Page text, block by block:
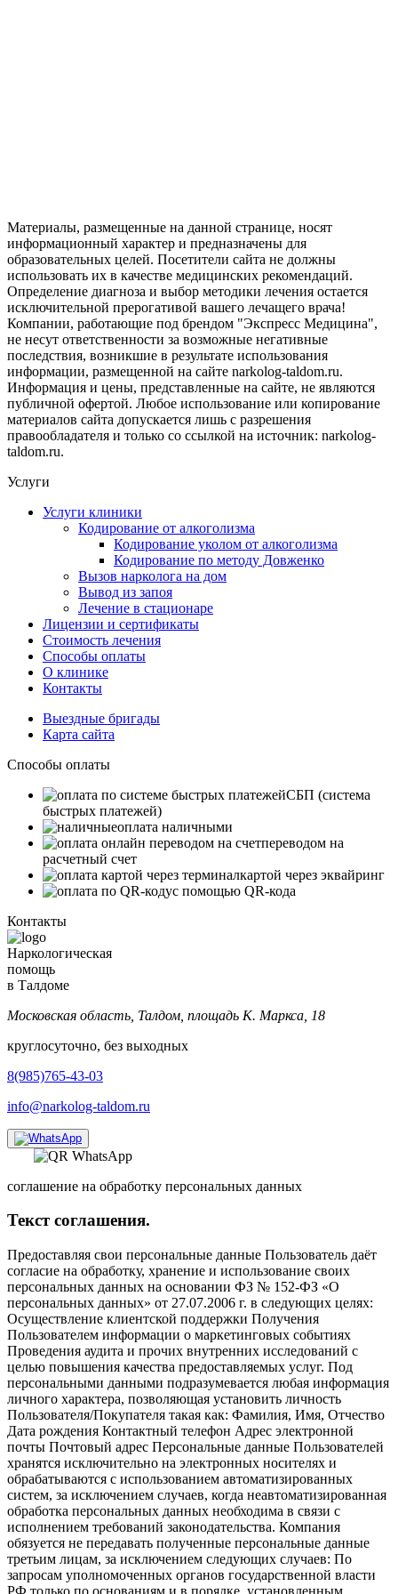
Материалы, размещенные на данной странице, носят
информационный характер и предназначены для
образовательных целей. Посетители сайта не должны
использовать их в качестве медицинских рекомендаций.
Определение диагноза и выбор методики лечения остается
исключительной прерогативой вашего лечащего врача!
Компании, работающие под брендом "Экспресс Медицина",
не несут ответственности за возможные негативные
последствия, возникшие в результате использования
информации, размещенной на сайте narkolog-taldom.ru.
Информация и цены, представленные на сайте, не являются
публичной офертой. Любое использование или копирование
материалов сайта допускается лишь с разрешения
правообладателя и только со ссылкой на источник: narkolog-
taldom.ru.
Услуги
Услуги клиники
Кодирование от алкоголизма
Кодирование уколом от алкоголизма
Кодирование по методу Довженко
Вызов нарколога на дом
Вывод из запоя
Лечение в стационаре
Лицензии и сертификаты
Стоимость лечения
Способы оплаты
О клинике
Контакты
Выездные бригады
Карта сайта
Способы оплаты
СБП (система
быстрых платежей)
оплата наличными
переводом на
расчетный счет
картой через эквайринг
с помощью QR-кода
Контакты
Наркологическая
помощь
в Талдоме
Московская область, Талдом, площадь К. Маркса, 18
круглосуточно, без выходных
8(985)765-43-03
info@narkolog-taldom.ru
соглашение на обработку персональных данных
Текст соглашения.
Предоставляя свои персональные данные Пользователь даёт
согласие на обработку, хранение и использование своих
персональных данных на основании ФЗ № 152-ФЗ «О
персональных данных» от 27.07.2006 г. в следующих целях:
Осуществление клиентской поддержки Получения
Пользователем информации о маркетинговых событиях
Проведения аудита и прочих внутренних исследований с
целью повышения качества предоставляемых услуг. Под
персональными данными подразумевается любая информация
личного характера, позволяющая установить личность
Пользователя/Покупателя такая как: Фамилия, Имя, Отчество
Дата рождения Контактный телефон Адрес электронной
почты Почтовый адрес Персональные данные Пользователей
хранятся исключительно на электронных носителях и
обрабатываются с использованием автоматизированных
систем, за исключением случаев, когда неавтоматизированная
обработка персональных данных необходима в связи с
исполнением требований законодательства. Компания
обязуется не передавать полученные персональные данные
третьим лицам, за исключением следующих случаев: По
запросам уполномоченных органов государственной власти
РФ только по основаниям и в порядке, установленным